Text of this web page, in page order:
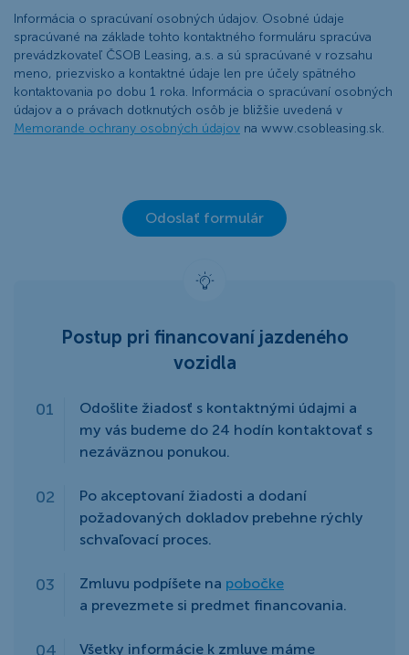
Informácia o spracúvaní osobných údajov. Osobné údaje
spracúvané na základe tohto kontaktného formuláru spracúva
prevádzkovateľ ČSOB Leasing, a.s. a sú spracúvané v rozsahu
meno, priezvisko a kontaktné údaje len pre účely spätného
kontaktovania po dobu 1 roka. Informácia o spracúvaní osobných
údajov a o právach dotknutých osôb je bližšie uvedená v
Memorande ochrany osobných údajov na www.csobleasing.sk.
Odoslať formulár
Postup pri financovaní jazdeného
vozidla
Odošlite žiadosť s kontaktnými údajmi a
my vás budeme do 24 hodín kontaktovať s
nezáväznou ponukou.
Po akceptovaní žiadosti a dodaní
požadovaných dokladov prebehne rýchly
schvaľovací proces.
Zmluvu podpíšete na pobočke
a prevezmete si predmet financovania.
Všetky informácie k zmluve máme